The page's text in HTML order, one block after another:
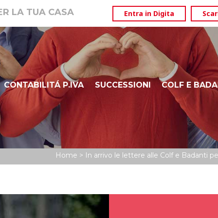
LA TUA CASA Entra in Digita
DURP – BOLZANO ALTO ADIGE
CONTABILITÁ P.IVA SUCCESSIONI COLF E
Home > In arrivo le lettere alle Colf e Badanti